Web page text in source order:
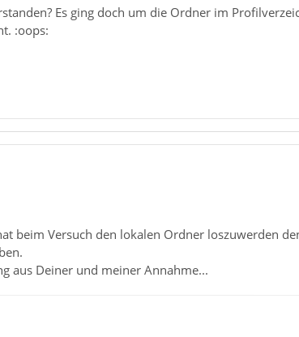
Es ging doch um die Ordner im
:oops:
beim Versuch den lokalen Ordner loszuwerden
aus Deiner und meiner Annahme...